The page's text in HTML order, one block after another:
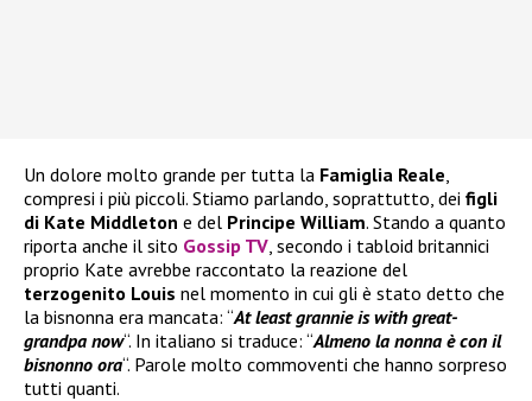
Un dolore molto grande per tutta la Famiglia Reale
compresi i più piccoli. Stiamo parlando, soprattutto, dei figli
di Kate Middleton e del Principe William. Stando a quanto
riporta anche il sito Gossip TV , secondo i tabloid britannici
proprio Kate avrebbe raccontato la reazione del
terzogenito Louis nel momento in cui gli è stato detto che
la bisnonna era mancata: “At least grannie is with great-
grandpa now“. In italiano si traduce: “Almeno la nonna è con il
bisnonno ora“. Parole molto commoventi che hanno sorpreso
tutti quanti.